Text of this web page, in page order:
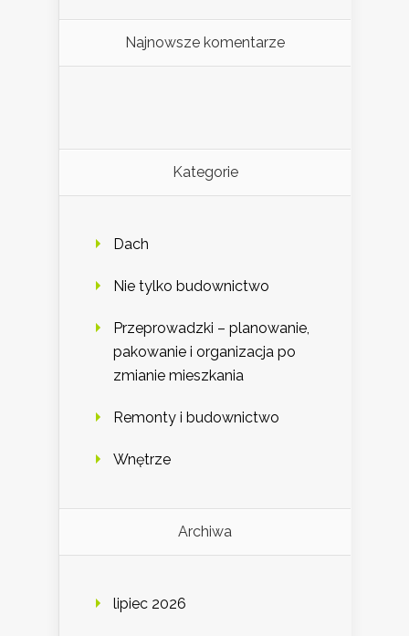
Najnowsze komentarze
Kategorie
Dach
Nie tylko budownictwo
Przeprowadzki – planowanie,
pakowanie i organizacja po
zmianie mieszkania
Remonty i budownictwo
Wnętrze
Archiwa
lipiec 2026